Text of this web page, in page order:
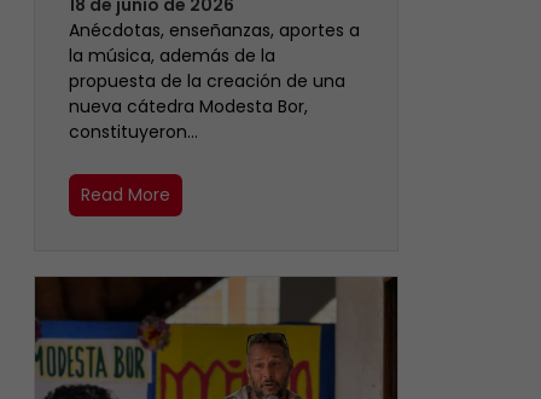
18 de junio de 2026
Anécdotas, enseñanzas, aportes a
la música, además de la
propuesta de la creación de una
nueva cátedra Modesta Bor,
constituyeron…
Read More